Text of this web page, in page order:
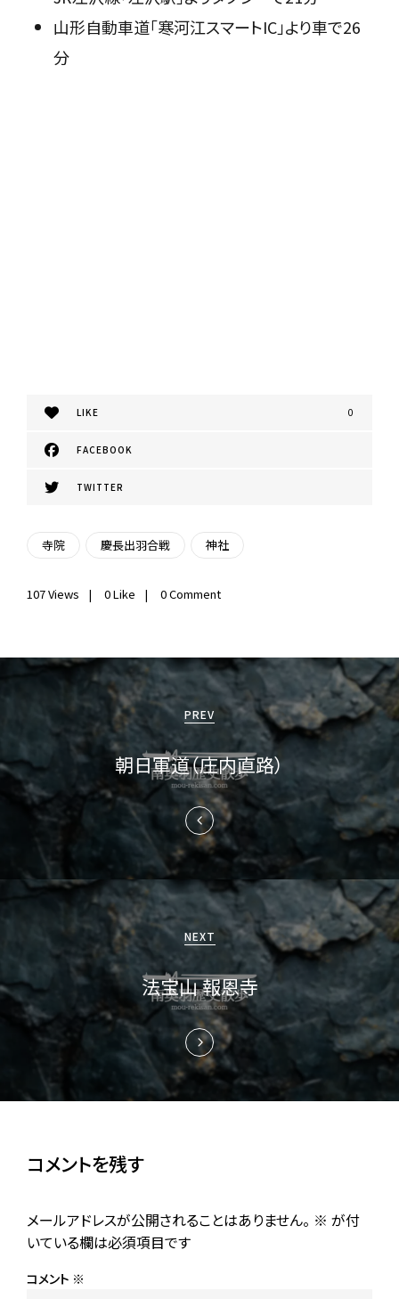
山形自動車道「寒河江スマートIC」より車で26
分
LIKE 0
FACEBOOK
TWITTER
寺院 慶長出羽合戦 神社
107Views 0Like 0 Comment
投
ナ
ビ
シ
ョ
ン
PREV
朝日軍道（庄内直路）
NEXT
法宝山 報恩寺
コメントを残す
メールアドレスが公開されることはありません。 ※ が付
いている欄は必須項目です
コメント ※